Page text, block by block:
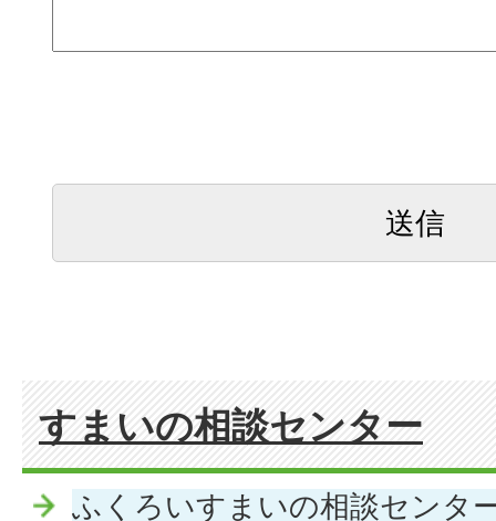
すまいの相談センター
ふくろいすまいの相談センタ